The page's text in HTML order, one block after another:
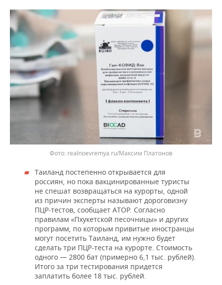
realnoevremya.ru/Максим Платонов
Таиланд постепенно открывается для
россиян, но пока вакцинированные туристы
не спешат возвращаться на курорты, одной
из причин эксперты называют дороговизну
ПЦР-тестов, сообщает АТОР. Согласно
правилам «Пхукетской песочницы» и других
программ, по которым привитые иностранцы
могут посетить Таиланд, им нужно будет
сделать три ПЦР-теста на курорте. Стоимость
одного — 2800 бат (примерно 6,1 тыс. рублей).
Итого за три тестирования придется
заплатить более 18 тыс. рублей.